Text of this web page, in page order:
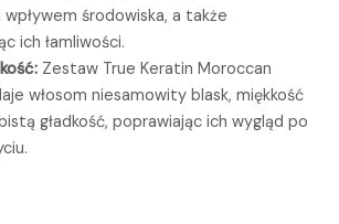
wpływem środowiska, a także
ich łamliwości.
Zestaw True Keratin Moroccan
włosom niesamowity blask, miękkość
gładkość, poprawiając ich wygląd po